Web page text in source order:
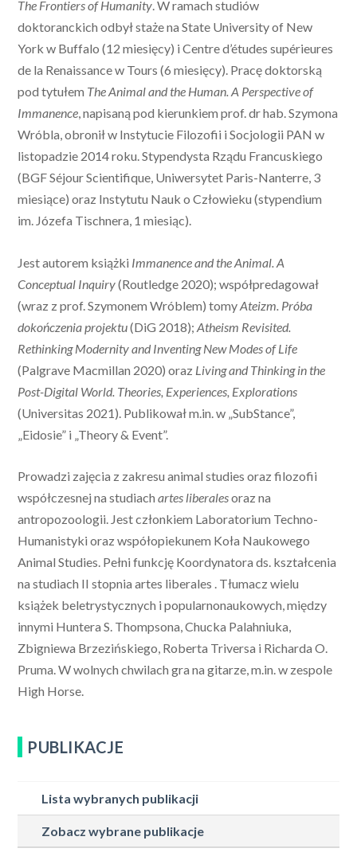
The Frontiers of Humanity. W ramach studiów
doktoranckich odbył staże na State University of New
York w Buffalo (12 miesięcy) i Centre d’études supérieures
de la Renaissance w Tours (6 miesięcy). Pracę doktorską
pod tytułem The Animal and the Human. A Perspective of
Immanence, napisaną pod kierunkiem prof. dr hab. Szymona
Wróbla, obronił w Instytucie Filozofii i Socjologii PAN w
listopadzie 2014 roku. Stypendysta Rządu Francuskiego
(BGF Séjour Scientifique, Uniwersytet Paris-Nanterre, 3
miesiące) oraz Instytutu Nauk o Człowieku (stypendium
im. Józefa Tischnera, 1 miesiąc).
Jest autorem książki Immanence and the Animal. A
Conceptual Inquiry(Routledge 2020); współpredagował
(wraz z prof. Szymonem Wróblem) tomyAteizm. Próba
dokończenia projektu(DiG 2018);Atheism Revisited.
Rethinking Modernity and Inventing New Modes of Life
(Palgrave Macmillan 2020) oraz Living and Thinking in the
Post-Digital World. Theories, Experiences, Explorations
(Universitas 2021). Publikował m.in. w „SubStance”,
„Eidosie” i „Theory & Event”.
Prowadzi zajęcia z zakresu animal studies oraz filozofii
współczesnej na studiachartes liberalesoraz na
antropozoologii. Jest członkiem Laboratorium Techno-
Humanistyki oraz współopiekunem Koła Naukowego
Animal Studies. Pełni funkcję Koordynatora ds. kształcenia
na studiach II stopnia artes liberales . Tłumacz wielu
książek beletrystycznych i popularnonaukowych, między
innymi Huntera S. Thompsona, Chucka Palahniuka,
Zbigniewa Brzezińskiego, Roberta Triversa i Richarda O.
Pruma. W wolnych chwilach gra na gitarze, m.in. w zespole
High Horse.
PUBLIKACJE
Lista wybranych publikacji
Zobacz wybrane publikacje